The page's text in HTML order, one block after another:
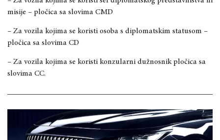
misije – pločica sa slovima CMD
– Za vozila kojima se koristi osoba s diplomatskim statusom –
pločica sa slovima CD
– Za vozila kojima se koristi konzularni dužnosnik pločica sa
slovima CC.